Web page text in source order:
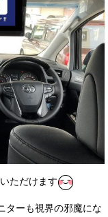
ただけます
ターも視界の邪魔にな